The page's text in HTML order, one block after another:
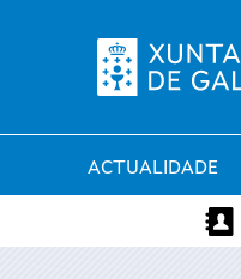
ACTUALIDADE